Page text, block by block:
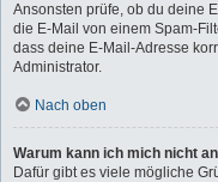
Ansonsten prüfe, ob du deine
die E-Mail von einem Spam-
dass deine E-Mail-Adresse
Administrator.
Nach oben
Warum kann ich mich nicht
Dafür gibt es viele mögliche